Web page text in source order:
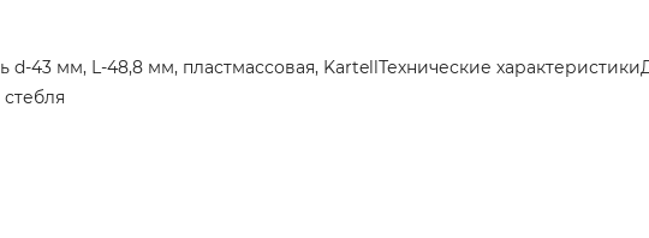
43 мм, L-48,8 мм, пластмассовая, KartellТехнические